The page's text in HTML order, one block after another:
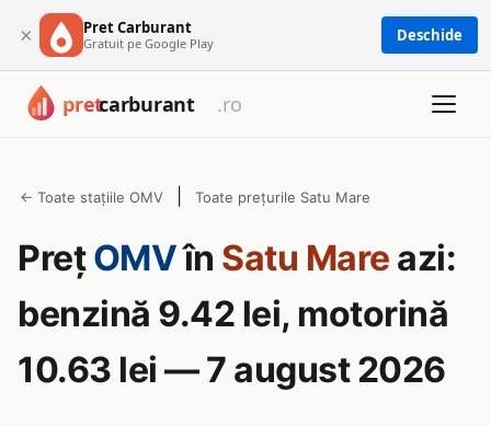
× Pret Carburant
Gratuit pe Google Play Deschide
← Toate stațiile OMV Toate prețurile Satu Mare
PrețOMVîn Satu Mare azi:
benzină 9.42 lei, motorină
10.63 lei — 7 august 2026